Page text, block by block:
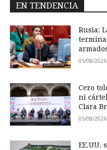
EN TENDENCIA
Rusia:
05/08/2026
Cero
ni
Clara
05/08/2026
EE.UU.